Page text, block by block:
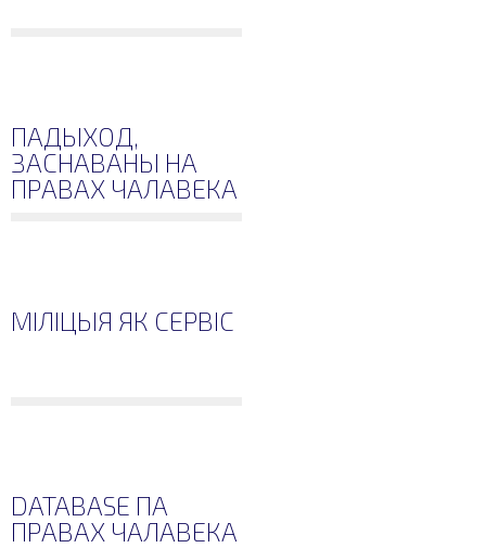
ПАДЫХОД,
ЗАСНАВАНЫ НА
ПРАВАХ ЧАЛАВЕКА
МІЛІЦЫЯ ЯК СЕРВІС
DATABASE ПА
ПРАВАХ ЧАЛАВЕКА